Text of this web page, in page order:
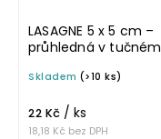
LASAGNE 5 x 5 cm –
průhledná v tučném
samolepka na
Skladem (>10 ks)
18,18 Kč bez DPH
22 Kč / ks